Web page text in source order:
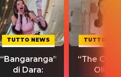
TUTTO NEWS
“Bangaranga”
di Dara:
TUTTO
“The
Olivia